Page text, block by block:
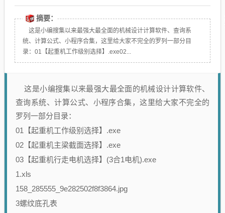
摘要：
这是小编搜集以来最强大最全面的机械设计计算软件、查询系
统、计算公式、小程序合集，这里给大家不完全的罗列一部分目
录：01【起重机工作级别选择】.exe02...
这是小编搜集以来最强大最全面的机械设计计算软件、
查询系统、计算公式、小程序合集，这里给大家不完全的
罗列一部分目录：
01【起重机工作级别选择】.exe
02【起重机主梁截面选择】.exe
03【起重机行走电机选择】(3合1电机).exe
1.xls
158_285555_9e282502f8f3864.jpg
3螺纹底孔表